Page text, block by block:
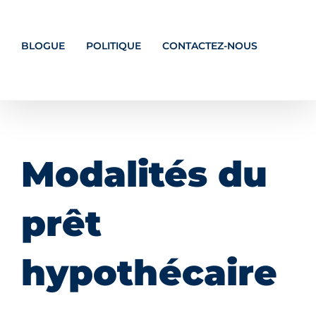
BLOGUE POLITIQUE CONTACTEZ-NOUS
Modalités du
prêt
hypothécaire